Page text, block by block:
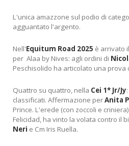
L'unica amazzone sul podio di
agguantato l'argento.
Nell'Equitum Road 2025 è arrivato
per Alaa by Nives: agli ordini di
Peschisolido ha articolato una prova
Quattro su quattro, nella Cei 1* Jr/Jy
classificati. Affermazione perAnita
Prince. L'erede (con zoccoli e
Felicidad, ha vinto la volata contro il
Neri e Cm Iris Ruella.